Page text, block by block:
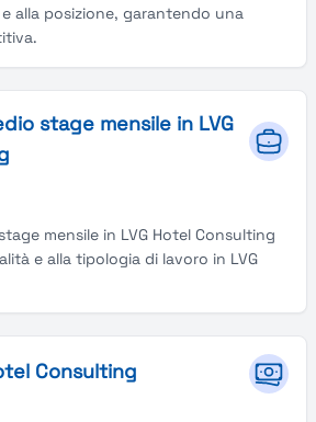
alla posizione, garantendo una
stage mensile in LVG
mensile in LVG Hotel Consulting
e alla tipologia di lavoro in LVG
Consulting